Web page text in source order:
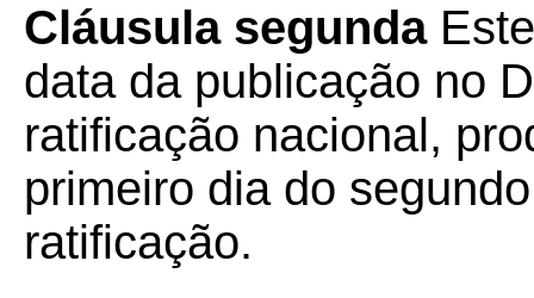
Cláusula segunda
data da publicação no
ratificação nacional,
primeiro dia do
ratificação.